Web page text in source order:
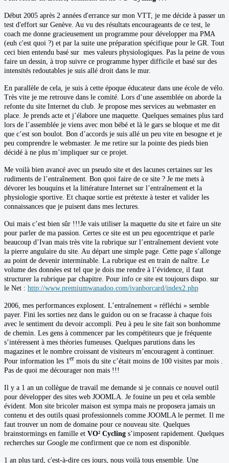
Début 2005 après 2 années d'errance sur mon VTT, je me décide à passer un
test d'effort sur Genève. Au vu des résultats encourageants de ce test, le
coach me donne gracieusement un programme pour développer ma PMA
(euh c'est quoi ?) et par la suite une préparation spécifique pour le GR. Tout
ceci bien entendu basé sur mes valeurs physiologiques. Pas la peine de vous
faire un dessin, à trop suivre ce programme hyper difficile et basé sur des
intensités redoutables je suis allé droit dans le mur.
En parallèle de cela, je suis à cette époque éducateur dans une école de vélo.
Très vite je me retrouve dans le comité. Lors d’une assemblée on aborde la
refonte du site Internet du club. Je propose mes services au webmaster en
place. Je prends acte et j’élabore une maquette. Quelques semaines plus tard
lors de l’assemblée je viens avec mon bébé et là le gars se bloque et me dit
que c’est son boulot. Bon d’accords je suis allé un peu vite en besogne et je
peu comprendre le webmaster. Je me retire sur la pointe des pieds bien
décidé à ne plus m’impliquer sur ce projet.
Me voilà bien avancé avec un pseudo site et des lacunes certaines sur les
rudiments de l’entraînement. Bon quoi faire de ce site ? Je me mets à
dévorer les bouquins et la littérature Internet sur l’entraînement et la
physiologie sportive. Et chaque sortie est prétexte à tester et valider les
connaissances que je puisent dans mes lectures.
Oui mais c’est bien sûr !!!Je vais utiliser la maquette du site et faire un site
pour parler de ma passion. Certes ce site est un peu egocentrique et parle
beaucoup d’Ivan mais très vite la rubrique sur l’entraînement devient vote
la pierre angulaire du site. Au départ une simple page. Cette page s’allonge
au point de devenir interminable. La rubrique est en train de naître. Le
volume des données est tel que je dois me rendre à l’évidence, il faut
structurer la rubrique par chapitre. Pour info ce site est toujours dispo. sur
le Net : http://www.premiumwanadoo.com/ivanborcard/index2.php
2006, mes performances explosent. L’entraînement « réfléchi » semble
payer. Fini les sorties nez dans le guidon ou on se fracasse à chaque fois
avec le sentiment du devoir accompli. Peu à peu le site fait son bonhomme
de chemin. Les gens à commencer par les compétiteurs que je fréquente
s’intéressent à mes théories fumeuses. Quelques parutions dans les
magazines et le nombre croissant de visiteurs m’encouragent à continuer.
Pour information les 1er mois du site c’était moins de 100 visites par mois .
Pas de quoi me décourager non mais !!!
Il y a 1 an un collègue de travail me demande si je connais ce nouvel outil
pour développer des sites web JOOMLA. Je fouine un peu et cela semble
évident. Mon site bricoler maison est sympa mais ne proposera jamais un
contenu et des outils quasi professionnels comme JOOMLA le permet. Il me
faut trouver un nom de domaine pour ce nouveau site. Quelques
brainstormings en famille et VO² Cycling s’imposent rapidement. Quelques
recherches sur Google me confirment que ce nom est disponible.
1 an plus tard, c'est-à-dire ces jours, nous voilà tous ensemble. Une